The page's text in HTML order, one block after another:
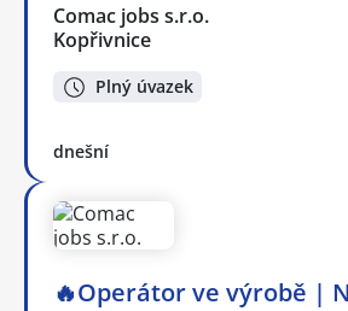
Comac jobs s.r.o.
Kopřivnice
Plný úvazek
dnešní
🔥Operátor ve výrobě |